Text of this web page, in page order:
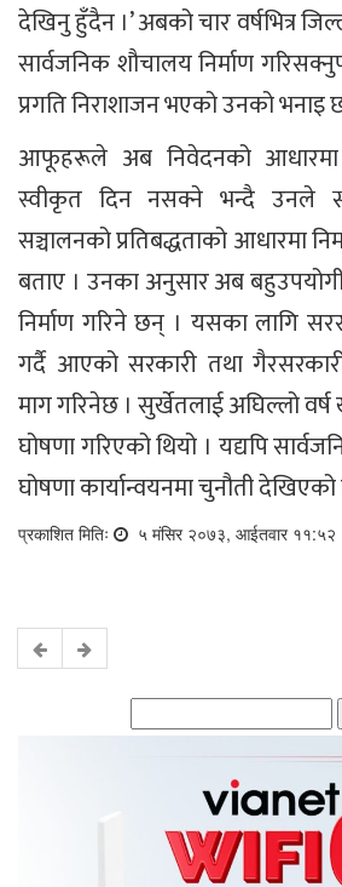
देखिनु हुँदैन ।’ अबको चार वर्षभित्र
सार्वजनिक शौचालय निर्माण
प्रगति निराशाजन भएको उनको भनाइ
आफूहरूले अब निवेदनको आधारमा
स्वीकृत दिन नसक्ने भन्दै उनले
सञ्चालनको प्रतिबद्धताको आधारमा
बताए । उनका अनुसार अब
निर्माण गरिने छन् । यसका लागि
गर्दै आएको सरकारी तथा
माग गरिनेछ । सुर्खेतलाई अघिल्लो
घोषणा गरिएको थियो । यद्यपि
घोषणा कार्यान्वयनमा चुनौती
प्रकाशित मितिः ५ मंसिर २०७३, आईतवार ११:५२
for: